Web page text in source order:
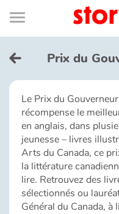
Connexion
Bibliothèque
de
page
Menu
Je me connecte
Tester gratuitement
Bibliothèque
Prix
Prix du
Le Prix du
récompense le
en anglais, dans
jeunesse – livres
Arts du Canada, ce
la littérature
lire. Retrouvez des
sélectionnés ou
Général du Canada, à